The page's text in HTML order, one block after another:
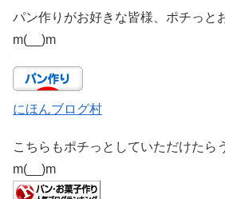
パン作りがお好きな皆様、ポチっと
m(__)m
にほんブログ村
こちらもポチっとしていただけたら
m(__)m